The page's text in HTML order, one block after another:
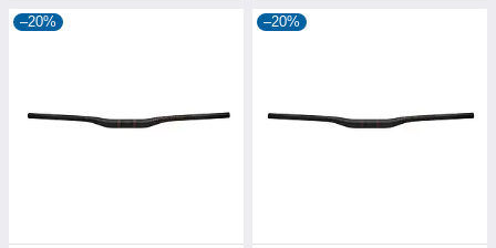
–20% –20%